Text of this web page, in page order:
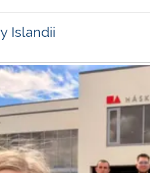
Islandii